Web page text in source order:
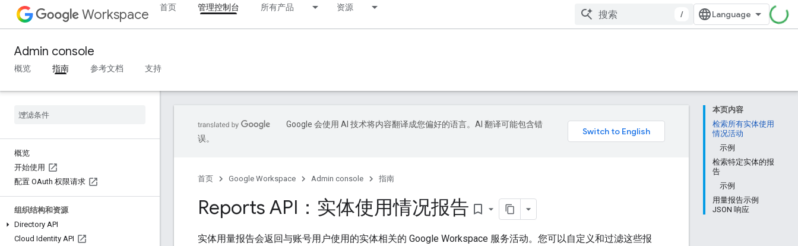
Workspace 首页 管理控制台 所有产品 资源
/
Admin console
概览 指南 参考文档 支持
概览
开始使用
配置 OAuth 权限请求
组织结构和资源
Directory API
Cloud Identity API
本页内容
检索所有实体使用
情况活动
示例
检索特定实体的报
告
示例
用量报告示例
JSON 响应
Google 会使用 AI 技术将内容翻译成您偏好的语言。AI 翻译可能包含错
误。
首页 Google Workspace Admin console 指南
Reports API：实体使用情况报告 bookmark_border
实体用量报告会返回与账号用户使用的实体相关的 Google Workspace 服务活动。您可以自定义和过滤这些报